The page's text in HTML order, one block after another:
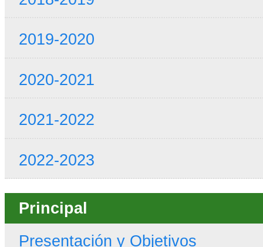
2019-2020
2020-2021
2021-2022
2022-2023
Principal
Presentación y Objetivos